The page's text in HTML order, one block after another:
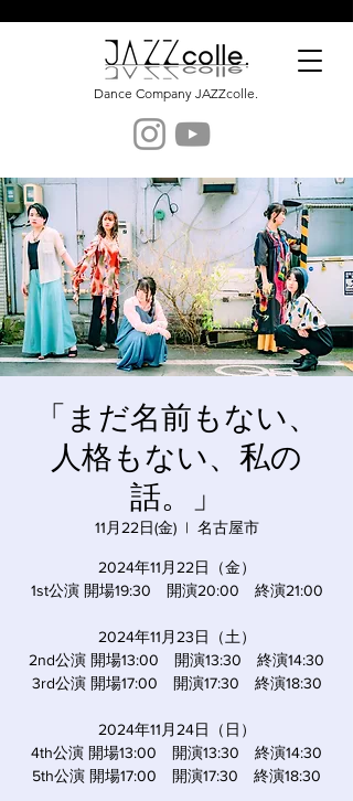
Dance Company JAZZcolle.
「まだ名前もない、
人格もない、私の
話。」
11月22日(金)
  |
名古屋市
2024年11月22日（金）
1st公演 開場19:30 開演20:00 終演21:00
2024年11月23日（土）
2nd公演 開場13:00 開演13:30 終演14:30
3rd公演 開場17:00 開演17:30 終演18:30
2024年11月24日（日）
4th公演 開場13:00 開演13:30 終演14:30
5th公演 開場17:00 開演17:30 終演18:30